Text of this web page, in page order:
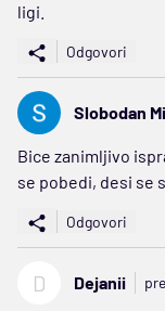
ligi.
Odgovori
Slobodan
Bice zanimljivo
se pobedi, desi se
Odgovori
D Dejanii